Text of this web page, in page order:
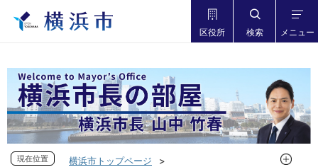
区役所 検索 メニュー
現在位置
横浜市トップページ
現在位